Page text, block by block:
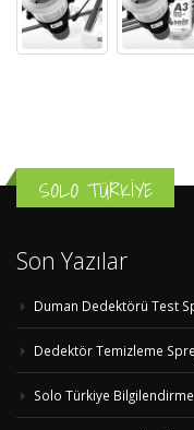
SOLO TÜRKİYE
Son Yazılar
Duman Dedektörü Test
Dedektör Temizleme
Solo Türkiye Bilgilendirme